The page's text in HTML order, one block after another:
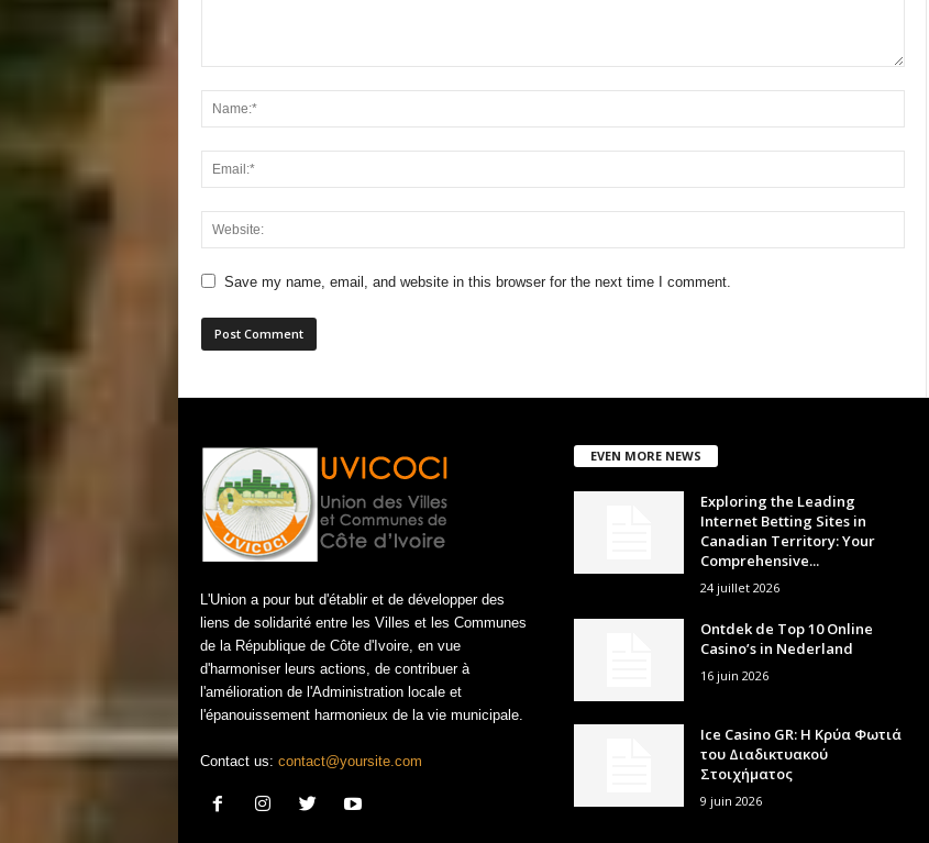
Save my name, email, and website in this browser for the next time I comment.
L'Union a pour but d'établir et de développer des
liens de solidarité entre les Villes et les Communes
de la République de Côte d'Ivoire, en vue
d'harmoniser leurs actions, de contribuer à
l'amélioration de l'Administration locale et
l'épanouissement harmonieux de la vie municipale.
Contact us: contact@yoursite.com
EVEN MORE NEWS
Exploring the Leading
Internet Betting Sites in
Canadian Territory: Your
Comprehensive...
24 juillet 2026
Ontdek de Top 10 Online
Casino’s in Nederland
16 juin 2026
Ice Casino GR: Η Κρύα Φωτιά
του Διαδικτυακού
Στοιχήματος
9 juin 2026